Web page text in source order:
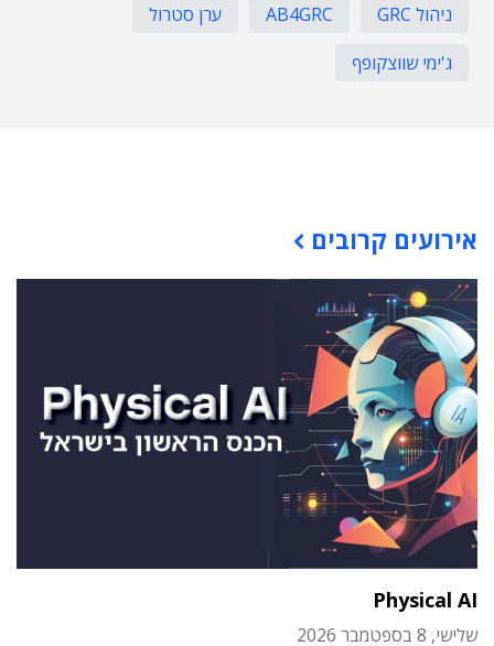
ניהול GRC
AB4GRC
ערן סטרול
ג'ימי שווצקופף
אירועים קרובים
Physical AI
שלישי, 8 בספטמבר 2026